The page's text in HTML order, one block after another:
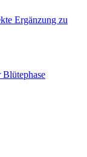
Ergänzung zu